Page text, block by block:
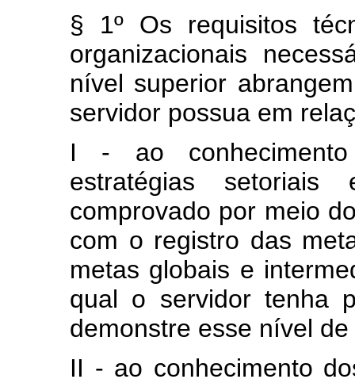
§ 1º Os requisitos
organizacionais
nível superior
servidor possua em
I - ao
estratégias
comprovado por meio
com o registro das
metas globais e
qual o servidor tenha
demonstre esse nível
II - ao conhecimento